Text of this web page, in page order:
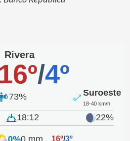
Rivera
16º/4º
73% Suroeste
18-40 km/h
18:12 22%
0%0 mm 16º/3º